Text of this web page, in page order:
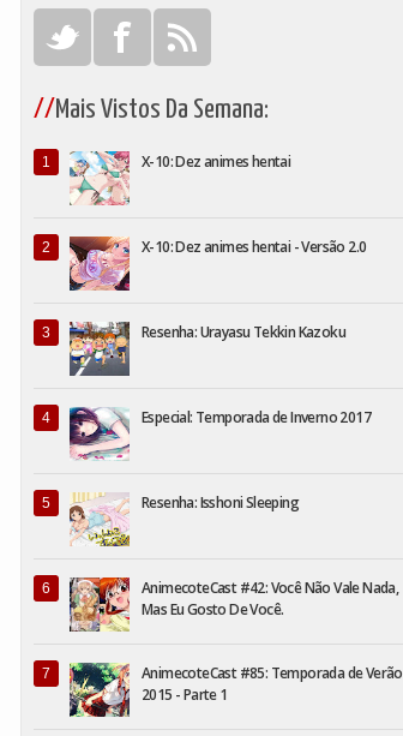
Mais Vistos Da Semana:
X-10: Dez animes hentai
X-10: Dez animes hentai - Versão 2.0
Resenha: Urayasu Tekkin Kazoku
Especial: Temporada de Inverno 2017
Resenha: Isshoni Sleeping
AnimecoteCast #42: Você Não Vale Nada,
Mas Eu Gosto De Você.
AnimecoteCast #85: Temporada de Verão
2015 - Parte 1